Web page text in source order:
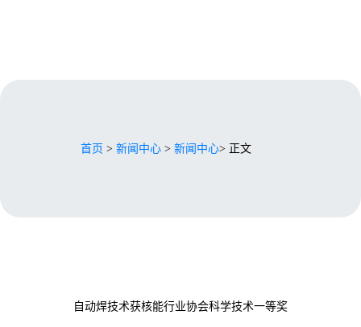
首页 > 新闻中心 > 新闻中心> 正文
自动焊技术获核能行业协会科学技术一等奖